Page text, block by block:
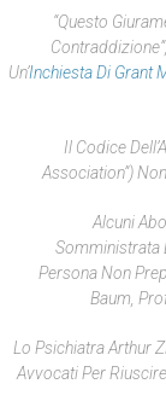
“Questo
Un’Inchiesta Di Grant
Il Codice
Association”)
Alcuni
Somministrata
Persona Non
Baum,
Lo Psichiatra Arthur
Avvocati Per